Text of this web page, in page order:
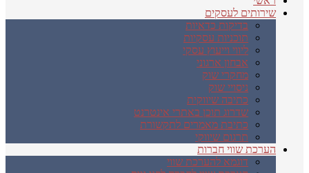
שירותים לעסקים
בדיקות כדאיות
תוכניות עסקיות
ליווי וייעוץ עסקי
אבחון ארגוני
מחקרי שוק
ניסויי שוק
כתיבה שיווקית
שדרוג תוכן באתרי אינטרנט
כתיבת מאמרים לתקשורת
תרגום שיווקי
הערכת שווי חברות
דוגמא להערכת שווי